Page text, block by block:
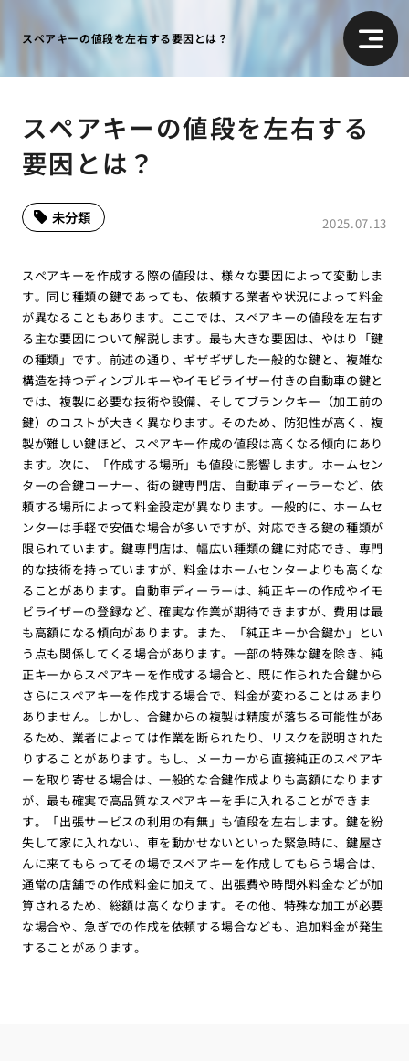
スペアキーの値段を左右する要因とは？
スペアキーの値段を左右する
要因とは？
2025.07.13
未分類
スペアキーを作成する際の値段は、様々な要因によって変動しま
す。同じ種類の鍵であっても、依頼する業者や状況によって料金
が異なることもあります。ここでは、スペアキーの値段を左右す
る主な要因について解説します。最も大きな要因は、やはり「鍵
の種類」です。前述の通り、ギザギザした一般的な鍵と、複雑な
構造を持つディンプルキーやイモビライザー付きの自動車の鍵と
では、複製に必要な技術や設備、そしてブランクキー（加工前の
鍵）のコストが大きく異なります。そのため、防犯性が高く、複
製が難しい鍵ほど、スペアキー作成の値段は高くなる傾向にあり
ます。次に、「作成する場所」も値段に影響します。ホームセン
ターの合鍵コーナー、街の鍵専門店、自動車ディーラーなど、依
頼する場所によって料金設定が異なります。一般的に、ホームセ
ンターは手軽で安価な場合が多いですが、対応できる鍵の種類が
限られています。鍵専門店は、幅広い種類の鍵に対応でき、専門
的な技術を持っていますが、料金はホームセンターよりも高くな
ることがあります。自動車ディーラーは、純正キーの作成やイモ
ビライザーの登録など、確実な作業が期待できますが、費用は最
も高額になる傾向があります。また、「純正キーか合鍵か」とい
う点も関係してくる場合があります。一部の特殊な鍵を除き、純
正キーからスペアキーを作成する場合と、既に作られた合鍵から
さらにスペアキーを作成する場合で、料金が変わることはあまり
ありません。しかし、合鍵からの複製は精度が落ちる可能性があ
るため、業者によっては作業を断られたり、リスクを説明された
りすることがあります。もし、メーカーから直接純正のスペアキ
ーを取り寄せる場合は、一般的な合鍵作成よりも高額になります
が、最も確実で高品質なスペアキーを手に入れることができま
す。「出張サービスの利用の有無」も値段を左右します。鍵を紛
失して家に入れない、車を動かせないといった緊急時に、鍵屋さ
んに来てもらってその場でスペアキーを作成してもらう場合は、
通常の店舗での作成料金に加えて、出張費や時間外料金などが加
算されるため、総額は高くなります。その他、特殊な加工が必要
な場合や、急ぎでの作成を依頼する場合なども、追加料金が発生
することがあります。